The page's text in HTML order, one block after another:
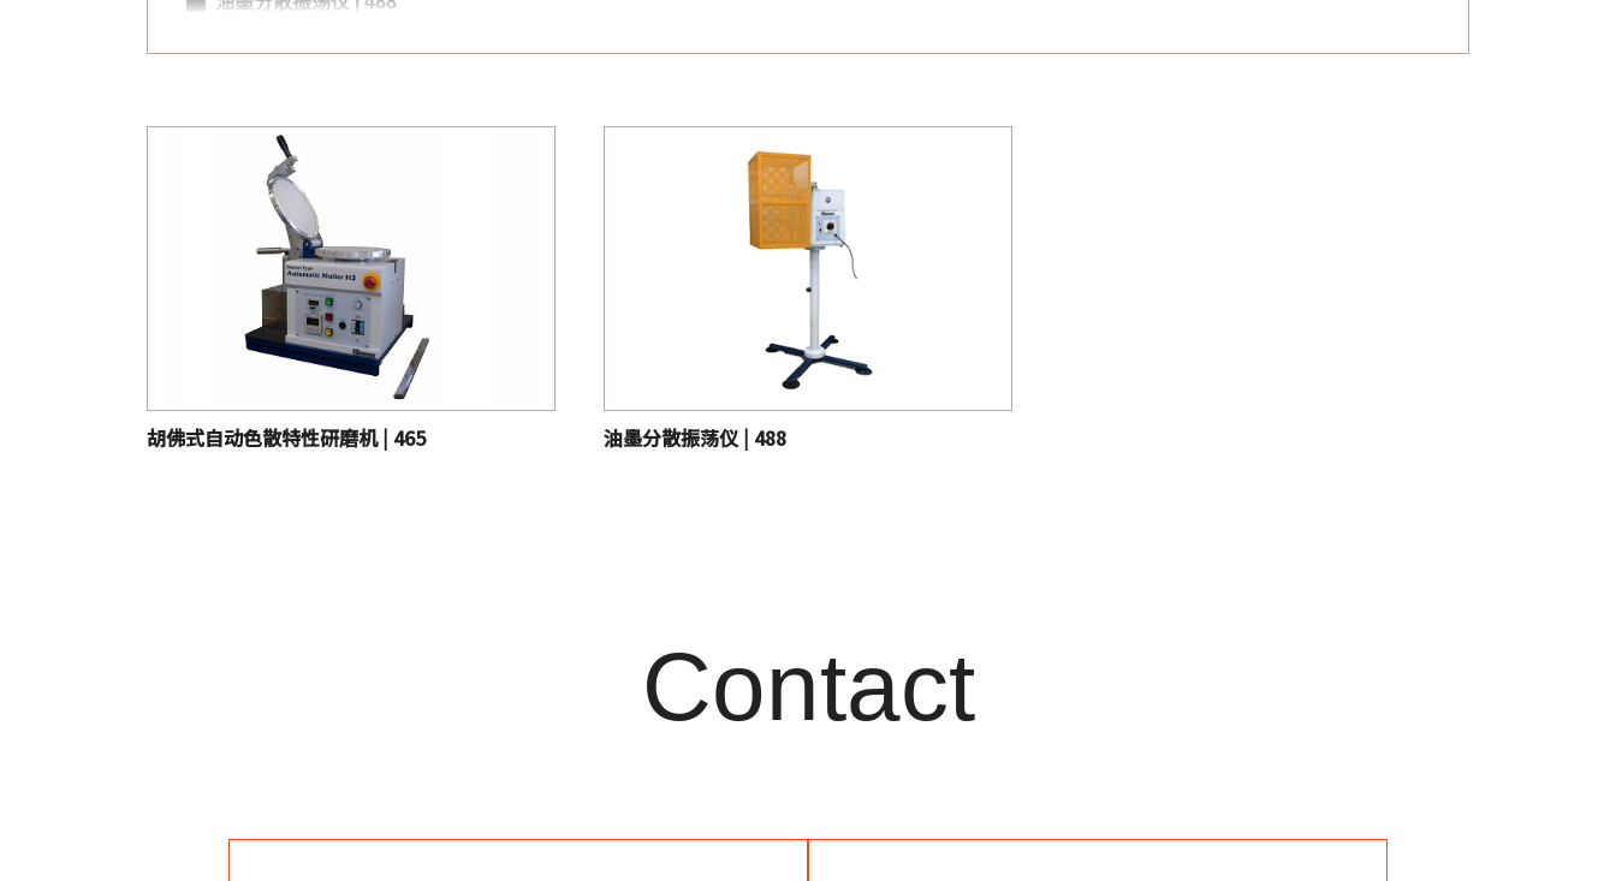
胡佛式自动色散特性研磨机 | 465 油墨分散振荡仪 | 488
Contact